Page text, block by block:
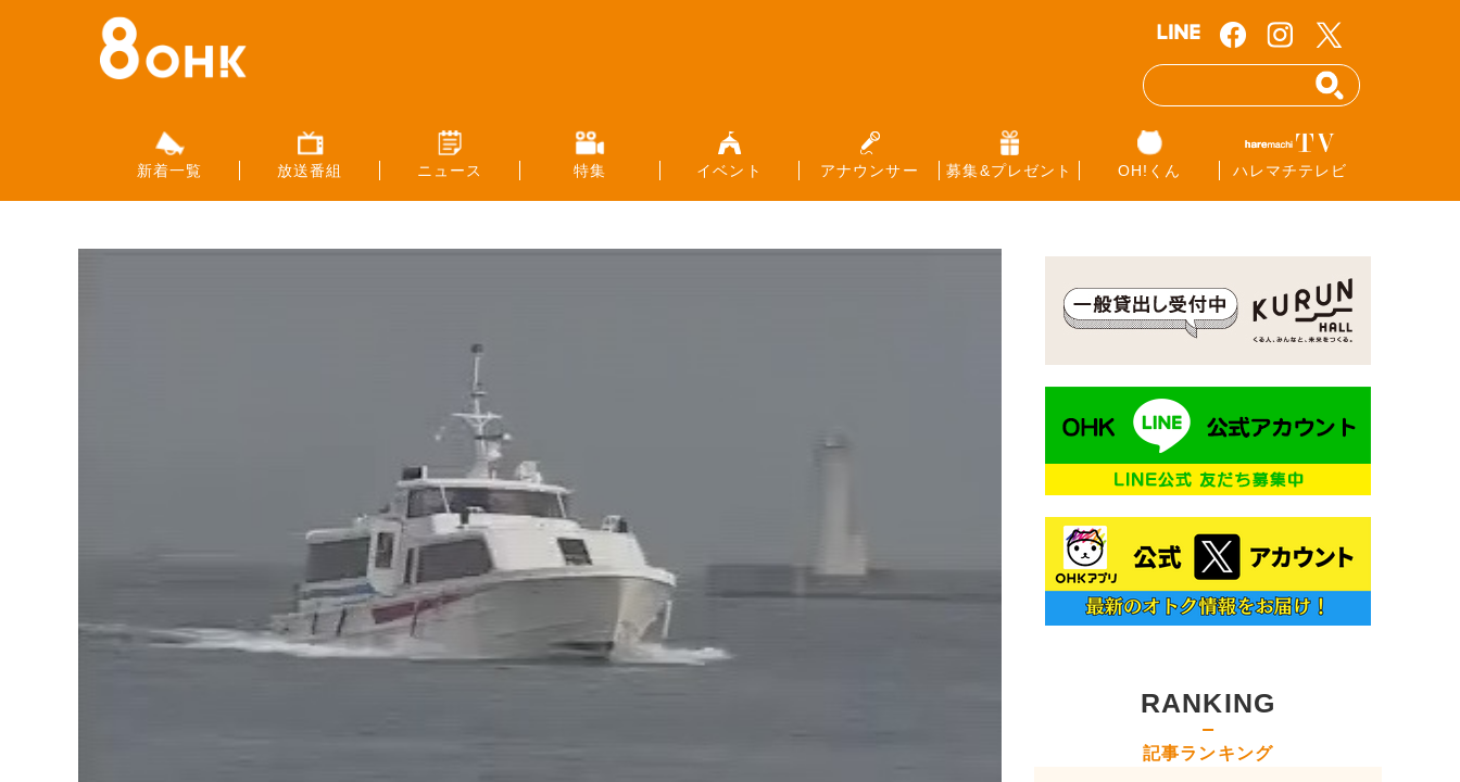
新着一覧 放送番組 ニュース 特集 イベント アナウンサー 募集&プレゼント OH!くん ハレマチテレビ
RANKING
記事ランキング